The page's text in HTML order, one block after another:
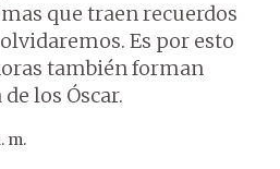
que traen recuerdos
Es por esto
también forman
los Óscar.
m.